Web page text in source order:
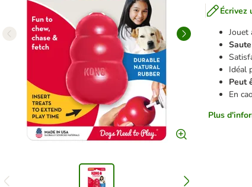
Écrivez
Jouet
Idéal
Peut
En
Plus